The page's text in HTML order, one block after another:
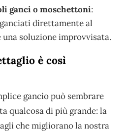
ganci o moschettoni:
direttamente al
soluzione improvvisata.
è così
gancio può sembrare
qualcosa di più grande: la
che migliorano la nostra